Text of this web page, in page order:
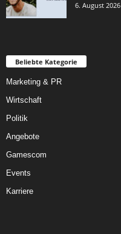
6. August 2026
Beliebte Kategorie
Marketing & PR
Wirtschaft
Politik
Angebote
Gamescom
Events
Karriere